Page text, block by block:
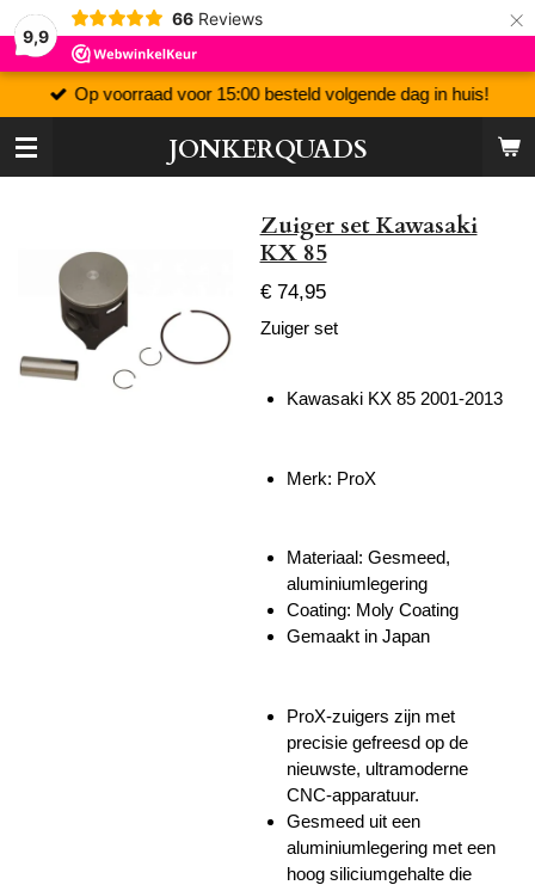
9,9
66 Reviews ×
JONKERQUADS
Op voorraad voor 15:00 besteld volgende dag in huis!
Zuiger set Kawasaki
KX 85
€ 74,95
Zuiger set
Kawasaki KX 85 2001-2013
Merk: ProX
Materiaal: Gesmeed,
aluminiumlegering
Coating: Moly Coating
Gemaakt in Japan
ProX-zuigers zijn met
precisie gefreesd op de
nieuwste, ultramoderne
CNC-apparatuur.
Gesmeed uit een
aluminiumlegering met een
hoog siliciumgehalte die